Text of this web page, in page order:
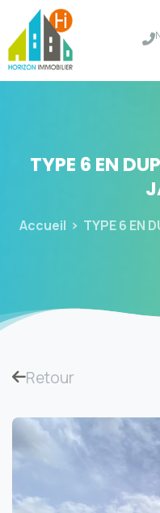
TYPE 6 EN
Accueil TYPE 6 EN
Retour